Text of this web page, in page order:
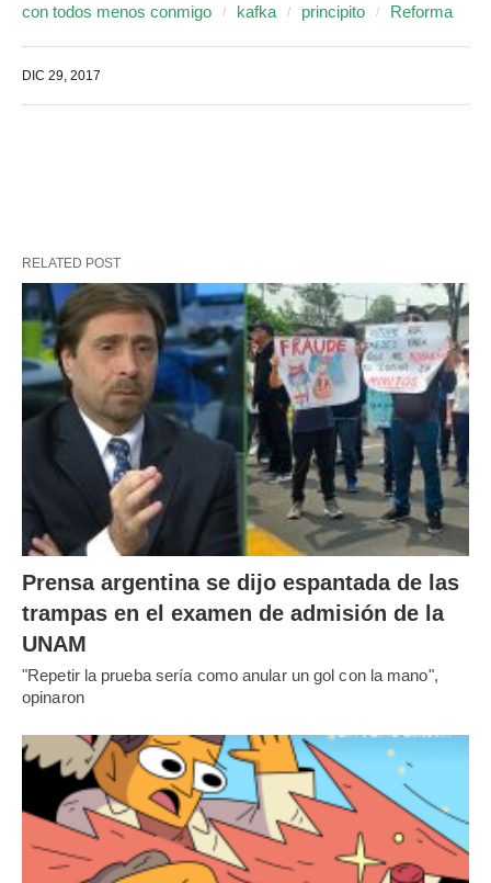
con todos menos conmigo kafka principito Reforma
DIC 29, 2017
RELATED POST
Prensa argentina se dijo espantada de las
trampas en el examen de admisión de la
UNAM
"Repetir la prueba sería como anular un gol con la mano",
opinaron